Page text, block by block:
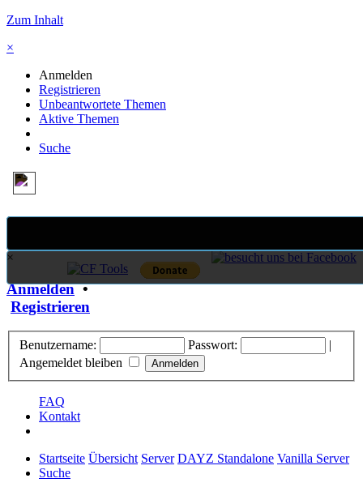
Zum Inhalt
×
Anmelden
Registrieren
Unbeantwortete Themen
Aktive Themen
Suche
×
Anmelden•
Registrieren
Benutzername: Passwort:
|
Angemeldet bleiben
FAQ
Kontakt
Startseite Übersicht Server DAYZ Standalone Vanilla Server
Suche